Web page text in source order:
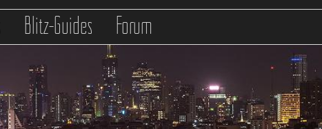
Blitz-Guides Forum